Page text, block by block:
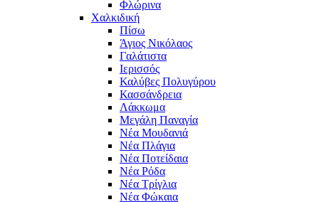
Φλώρινα
Χαλκιδική
Πίσω
Άγιος Νικόλαος
Γαλάτιστα
Ιερισσός
Καλύβες Πολυγύρου
Κασσάνδρεια
Λάκκωμα
Μεγάλη Παναγία
Νέα Μουδανιά
Νέα Πλάγια
Νέα Ποτείδαια
Νέα Ρόδα
Νέα Τρίγλια
Νέα Φώκαια